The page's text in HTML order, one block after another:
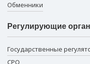
Обменники
Регулирующие
Государственные
СРО